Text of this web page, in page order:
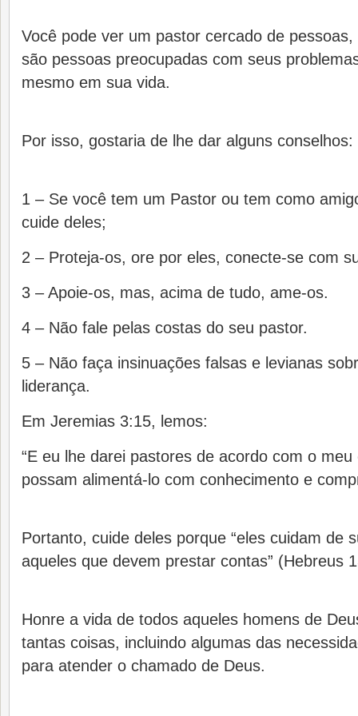
Você pode ver um pastor cercado de
são pessoas preocupadas com seus
mesmo em sua vida.
Por isso, gostaria de lhe dar alguns conselhos:
1 – Se você tem um Pastor ou tem como
cuide deles;
2 – Proteja-os, ore por eles, conecte-se com
3 – Apoie-os, mas, acima de tudo, ame-os.
4 – Não fale pelas costas do seu pastor.
5 – Não faça insinuações falsas e levianas
liderança.
Em Jeremias 3:15, lemos:
“E eu lhe darei pastores de acordo com o
possam alimentá-lo com conhecimento e
Portanto, cuide deles porque “eles cuidam de
aqueles que devem prestar contas” (Hebreus
Honre a vida de todos aqueles homens de
tantas coisas, incluindo algumas das
para atender o chamado de Deus.